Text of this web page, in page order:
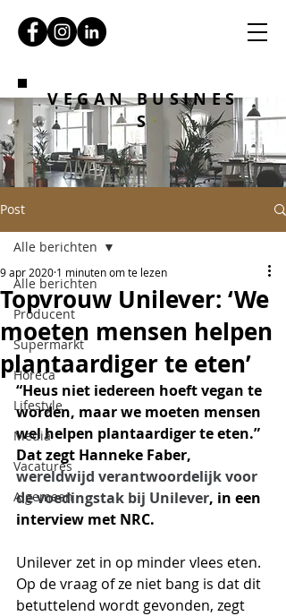
VEGAN BUSINES
S
Post
Alle berichten
Producent
Supermarkt
Horeca
Lifestyle
Media
Vacatures
Algemeen
Alle berichten
Topvrouw Unilever: ‘We
moeten mensen helpen
plantaardiger te eten’
9 apr 2020 1 minuten om te lezen
“Heus niet iedereen hoeft vegan te
worden, maar we moeten mensen
wel helpen plantaardiger te eten.”
Dat zegt Hanneke Faber,
wereldwijd verantwoordelijk voor
de voedingstak bij Unilever, in een
interview met NRC.
Unilever zet in op minder vlees eten.
Op de vraag of ze niet bang is dat dit
betuttelend wordt gevonden, zegt